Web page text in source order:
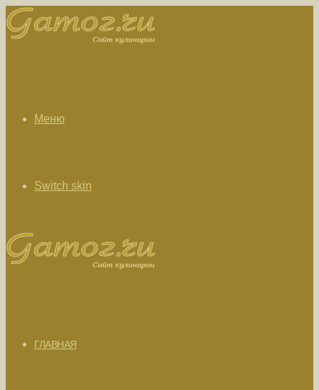
Меню
Switch skin
ГЛАВНАЯ